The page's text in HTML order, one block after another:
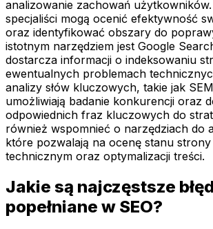
analizowanie zachowań
specjaliści mogą ocenić efektywność
oraz identyfikować obszary do
istotnym narzędziem jest Google
dostarcza informacji o indeksowaniu
ewentualnych problemach
analizy słów kluczowych, takie jak
umożliwiają badanie konkurencji oraz
odpowiednich fraz kluczowych do
również wspomnieć o narzędziach do
które pozwalają na ocenę stanu
technicznym oraz optymalizacji treści.
Jakie są najczęstsze
popełniane w SEO?